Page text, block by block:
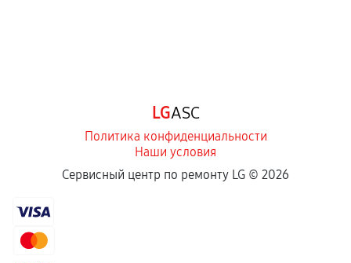
LGASC
Политика конфиденциальности
Наши условия
Сервисный центр по ремонту LG © 2026